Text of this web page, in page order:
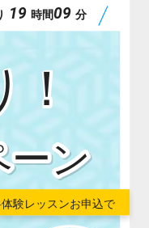
！
19 時間09 分